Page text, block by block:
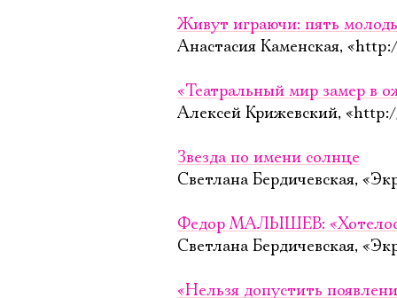
Живут играючи: пять
Анастасия Каменская,
«Театральный мир замер в
Алексей Крижевский,
Звезда по имени солнце
Светлана Бердичевская,
Федор МАЛЫШЕВ:
Светлана Бердичевская,
«Нельзя допустить